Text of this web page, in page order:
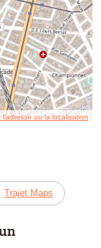
l’adresse ou la localisation
Trajet Maps